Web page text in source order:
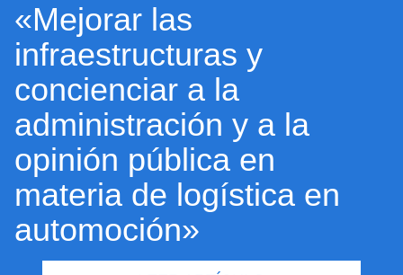
«Mejorar las
infraestructuras y
concienciar a la
administración y a la
opinión pública en
materia de logística en
automoción»